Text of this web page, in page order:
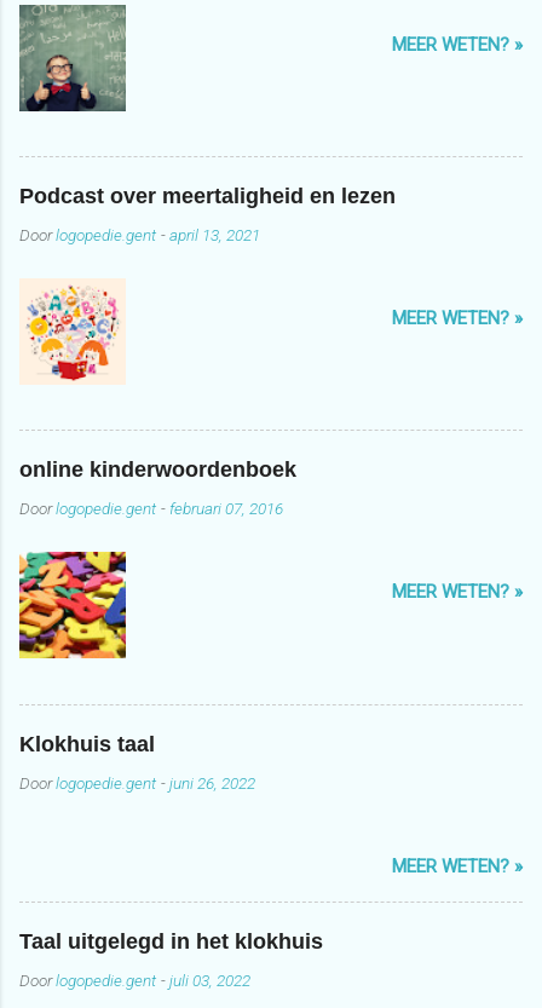
MEER WETEN? »
Podcast over meertaligheid en lezen
Doorlogopedie.gent -april 13, 2021
MEER WETEN? »
online kinderwoordenboek
Doorlogopedie.gent - februari 07, 2016
MEER WETEN? »
Klokhuis taal
Doorlogopedie.gent -juni 26, 2022
MEER WETEN? »
Taal uitgelegd in het klokhuis
Doorlogopedie.gent -juli 03, 2022